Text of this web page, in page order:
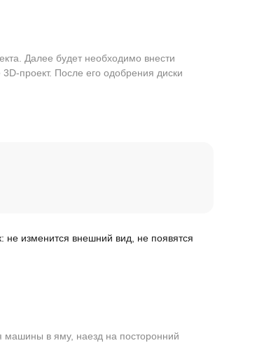
Далее будет необходимо внести
проект. После его одобрения диски
не изменится внешний вид, не появятся
машины в яму, наезд на посторонний